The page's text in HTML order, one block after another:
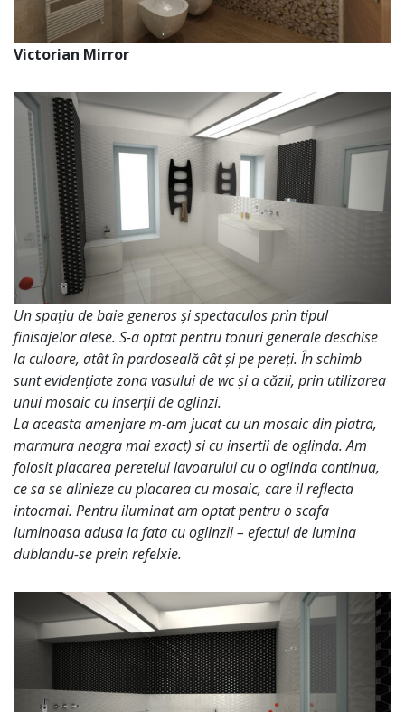
Victorian Mirror
Un spațiu de baie generos și spectaculos prin tipul
finisajelor alese. S-a optat pentru tonuri generale deschise
la culoare, atât în pardoseală cât și pe pereți. În schimb
sunt evidențiate zona vasului de wc și a căzii, prin utilizarea
unui mosaic cu inserții de oglinzi.
La aceasta amenjare m-am jucat cu un mosaic din piatra,
marmura neagra mai exact) si cu insertii de oglinda. Am
folosit placarea peretelui lavoarului cu o oglinda continua,
ce sa se alinieze cu placarea cu mosaic, care il reflecta
intocmai. Pentru iluminat am optat pentru o scafa
luminoasa adusa la fata cu oglinzii – efectul de lumina
dublandu-se prein refelxie.